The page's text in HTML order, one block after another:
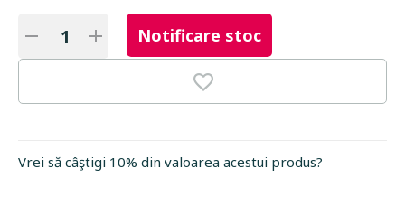
Notificare stoc
Vrei să câştigi 10% din valoarea acestui produs?